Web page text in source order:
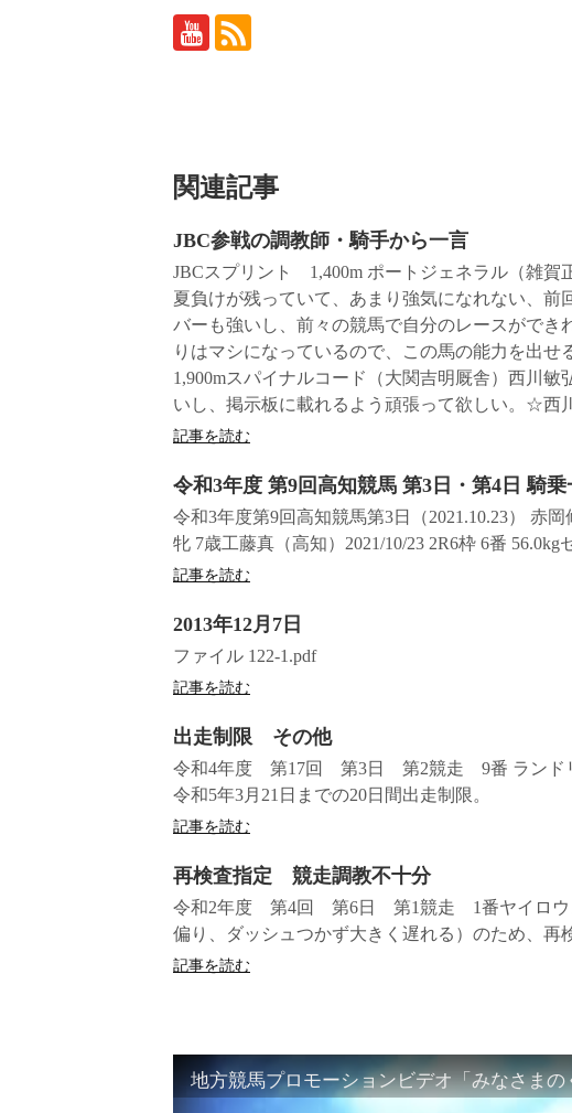
関連記事
JBC参戦の調教師・騎手から一言
JBCスプリント 1,400m ポートジェネラル（雑
夏負けが残っていて、あまり強気になれない、
バーも強いし、前々の競馬で自分のレースができ
りはマシになっているので、この馬の能力を出
1,900mスパイナルコード（大関吉明厩舎）
いし、掲示板に載れるよう頑張って欲しい。☆西
記事を読む
令和3年度 第9回高知競馬 第3日・第4日 騎乗
令和3年度第9回高知競馬第3日（2021.10.23） 赤
牝 7歳工藤真（高知）2021/10/23 2R6枠 6番
記事を読む
2013年12月7日
ファイル 122-1.pdf
記事を読む
出走制限 その他
令和4年度 第17回 第3日 第2競走 9番 ランドリ
令和5年3月21日までの20日間出走制限。
記事を読む
再検査指定 競走調教不十分
令和2年度 第4回 第6日 第1競走 1番ヤイロウ
偏り、ダッシュつかず大きく遅れる）のため、再
記事を読む
地方競馬プロモーションビデオ「みなさま